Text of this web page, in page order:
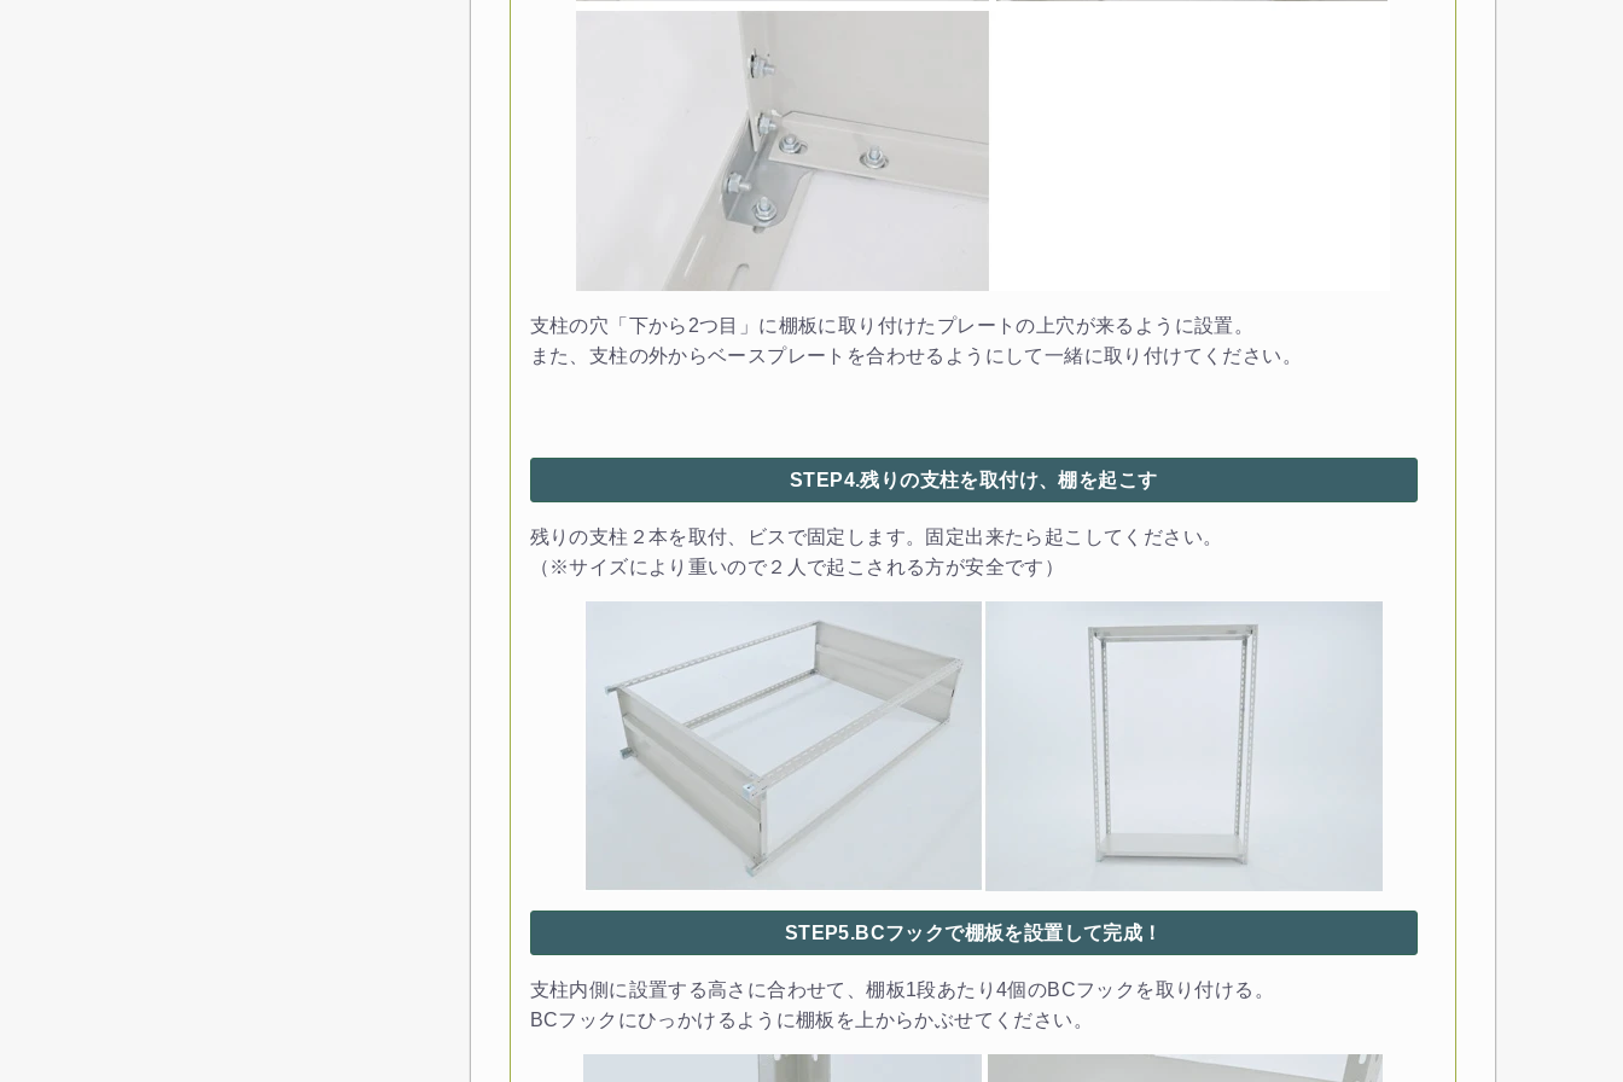
支柱の穴「下から2つ目」に棚板に取り付けたプレートの上穴が来るように設置。
また、支柱の外からベースプレートを合わせるようにして一緒に取り付けてください。
STEP4.残りの支柱を取付け、棚を起こす
残りの支柱２本を取付、ビスで固定します。固定出来たら起こしてください。
（※サイズにより重いので２人で起こされる方が安全です）
STEP5.BCフックで棚板を設置して完成！
支柱内側に設置する高さに合わせて、棚板1段あたり4個のBCフックを取り付ける。
BCフックにひっかけるように棚板を上からかぶせてください。